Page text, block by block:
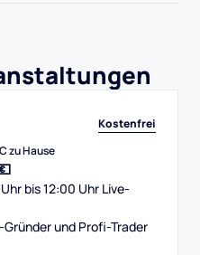
Kostenfrei
zu Hause
bis 12:00 Uhr Live-
und Profi-Trader